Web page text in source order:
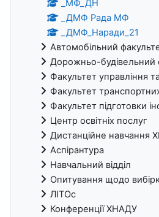
_МФ_ДН
_ДМФ Рада МФ
_ДМФ_Наради_21
Автомобільний
Дорожньо-будівельний
Факультет управління
Факультет
Факультет підготовки
Центр освітніх послуг
Дистанційне навчання
Аспірантура
Навчальний відділ
Опитування щодо
ЛІТОс
Конференції ХНАДУ